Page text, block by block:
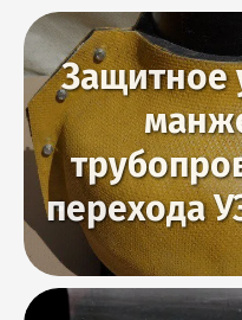
Защитное
перехода